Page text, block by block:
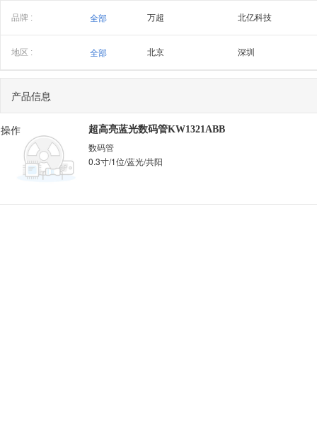
品牌 : 全部 万超 北亿科技
地区 : 全部 北京 深圳
产品信息
操作 超高亮蓝光数码管KW1321ABB
数码管
0.3寸/1位/蓝光/共阳